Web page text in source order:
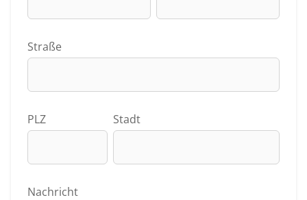
Straße
PLZ Stadt
Nachricht